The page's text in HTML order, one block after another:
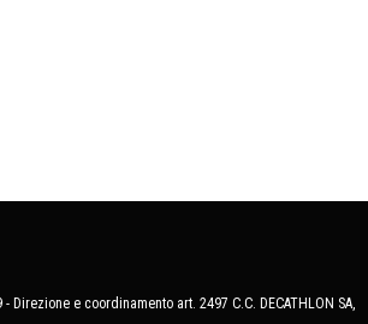
Direzione e coordinamento art. 2497 C.C. DECATHLON SA,